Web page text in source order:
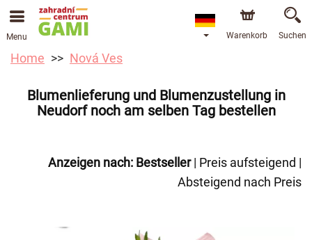
Menu Warenkorb Suchen
Home Nová Ves
Blumenlieferung und Blumenzustellung in
Neudorf noch am selben Tag bestellen
Anzeigen nach: Bestseller| Preis aufsteigend |
Absteigend nach Preis